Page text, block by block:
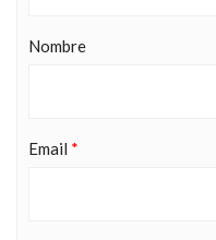
Nombre
Email *